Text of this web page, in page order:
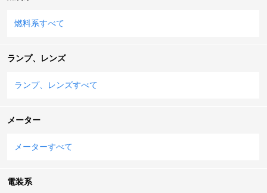
燃料系すべて
ランプ、レンズ
ランプ、レンズすべて
メーター
メーターすべて
電装系